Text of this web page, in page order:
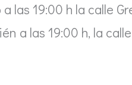
las 19:00 h la calle
a las 19:00 h, la